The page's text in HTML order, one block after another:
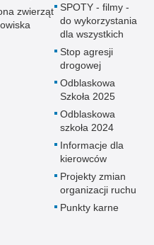
zwierząt
SPOTY - filmy -
do wykorzystania
dla wszystkich
Stop agresji
drogowej
Odblaskowa
Szkoła 2025
Odblaskowa
szkoła 2024
Informacje dla
kierowców
Projekty zmian
organizacji ruchu
Punkty karne